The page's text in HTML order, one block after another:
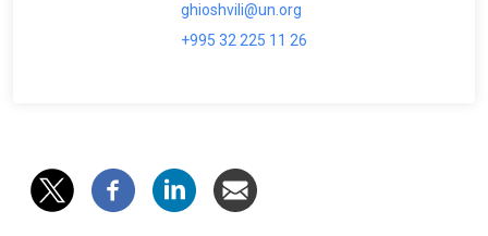
ghioshvili@un.org
+995 32 225 11 26